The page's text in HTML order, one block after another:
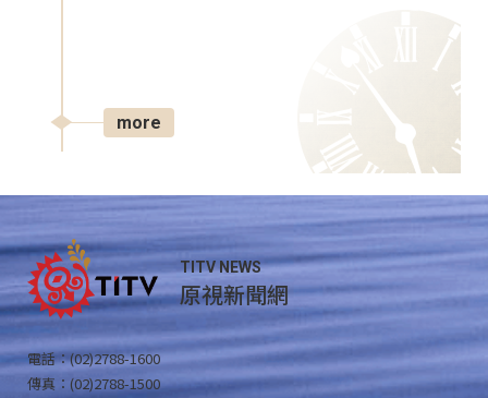
more
TITV NEWS
原視新聞網
電話：(02)2788-1600
傳真：(02)2788-1500